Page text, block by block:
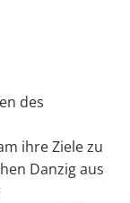
des
ihre Ziele zu
Danzig aus